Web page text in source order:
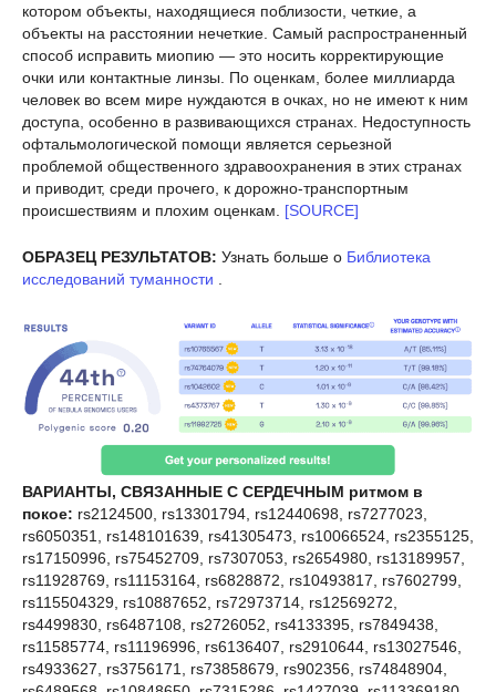
котором объекты, находящиеся поблизости, четкие, а
объекты на расстоянии нечеткие. Самый распространенный
способ исправить миопию — это носить корректирующие
очки или контактные линзы. По оценкам, более миллиарда
человек во всем мире нуждаются в очках, но не имеют к ним
доступа, особенно в развивающихся странах. Недоступность
офтальмологической помощи является серьезной
проблемой общественного здравоохранения в этих странах
и приводит, среди прочего, к дорожно-транспортным
происшествиям и плохим оценкам. [SOURCE]
ОБРАЗЕЦ РЕЗУЛЬТАТОВ: Узнать больше о Библиотека
исследований туманности
ВАРИАНТЫ, СВЯЗАННЫЕ С СЕРДЕЧНЫМ ритмом в
покое: rs2124500, rs13301794, rs12440698, rs7277023,
rs6050351, rs148101639, rs41305473, rs10066524, rs2355125,
rs17150996, rs75452709, rs7307053, rs2654980, rs13189957,
rs11928769, rs11153164, rs6828872, rs10493817, rs7602799,
rs115504329, rs10887652, rs72973714, rs12569272,
rs4499830, rs6487108, rs2726052, rs4133395, rs7849438,
rs11585774, rs11196996, rs6136407, rs2910644, rs13027546,
rs4933627, rs3756171, rs73858679, rs902356, rs74848904,